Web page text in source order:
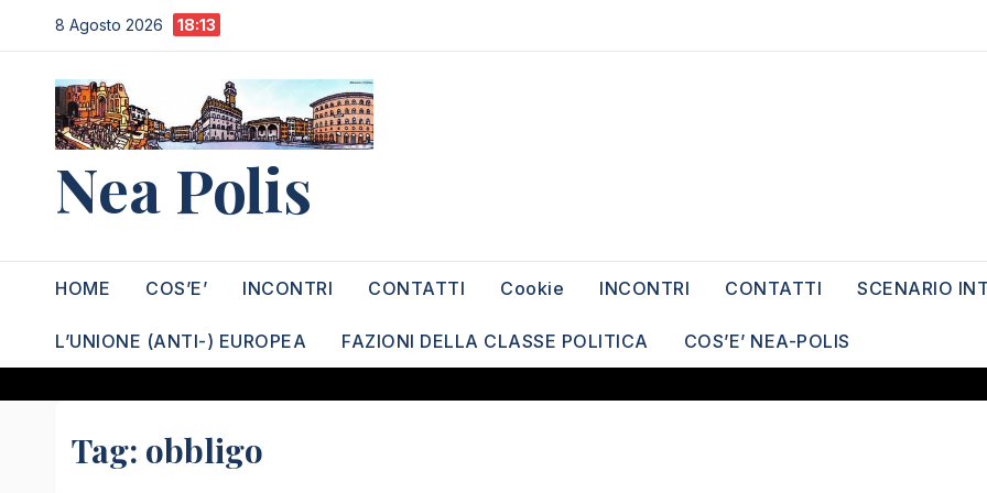
al
contenuto
8 Agosto 2026 18:13
Nea Polis
HOME COS’E’ INCONTRI CONTATTI Cookie INCONTRI CONTATTI SCENARIO
L’UNIONE (ANTI-) EUROPEA FAZIONI DELLA CLASSE POLITICA COS’E’ NEA-POLIS
Tag: obbligo